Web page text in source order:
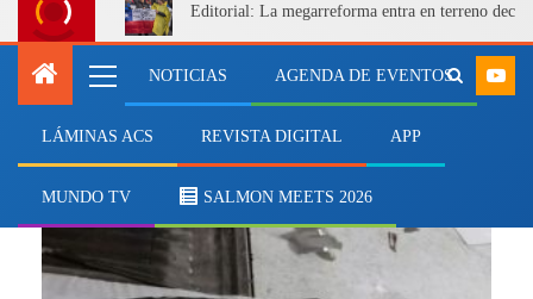
Editorial: La megarreforma entra en terreno
NOTICIAS AGENDA DE EVENTOS
LÁMINAS ACS REVISTA DIGITAL APP
MUNDO TV SALMON MEETS 2026
salmón del Atlántico